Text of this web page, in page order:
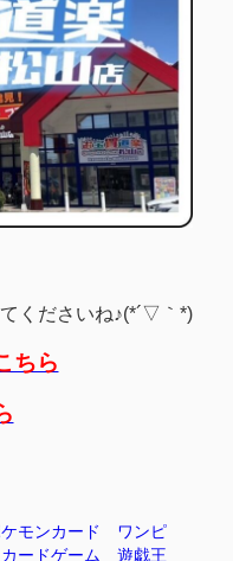
くださいね♪(*´▽｀*)
ちら
ケモンカード ワンピ
カードゲーム 遊戯王